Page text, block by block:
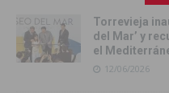
Torrevieja
del Mar’ y
el
12/06/2026